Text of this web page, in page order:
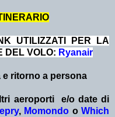
UTILIZZATI PER LA
DEL VOLO: Ryanair
e ritorno a persona
aeroporti e/o date di
, Momondo o Which